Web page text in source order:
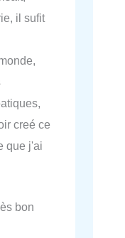
il sufit
creé ce
que j'ai
bon